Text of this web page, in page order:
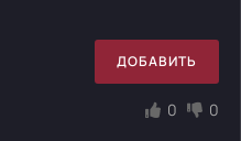
ДОБАВИТЬ
0 0